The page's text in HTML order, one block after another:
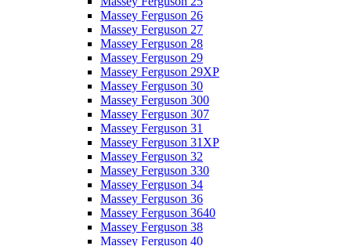
Massey Ferguson 26
Massey Ferguson 27
Massey Ferguson 28
Massey Ferguson 29
Massey Ferguson 29XP
Massey Ferguson 30
Massey Ferguson 300
Massey Ferguson 307
Massey Ferguson 31
Massey Ferguson 31XP
Massey Ferguson 32
Massey Ferguson 330
Massey Ferguson 34
Massey Ferguson 36
Massey Ferguson 3640
Massey Ferguson 38
Massey Ferguson 40